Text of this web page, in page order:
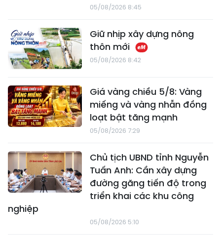
05/08/2026 8:45
Giữ nhịp xây dựng nông
thôn mới
05/08/2026 8:42
Giá vàng chiều 5/8: Vàng
miếng và vàng nhẫn đồng
loạt bật tăng mạnh
05/08/2026 7:29
Chủ tịch UBND tỉnh Nguyễn
Tuấn Anh: Cần xây dựng
đường găng tiến độ trong
triển khai các khu công
nghiệp
05/08/2026 5:10